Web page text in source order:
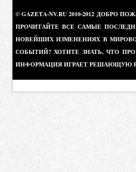
© GAZETA-NV.RU 2010-2012
ПРОЧИТАЙТЕ ВСЕ САМЫЕ
НОВЕЙШИХ ИЗМЕНЕНИЯХ В
СОБЫТИЙ? ХОТИТЕ ЗНАТЬ, ЧТО
ИНФОРМАЦИЯ ИГРАЕТ РЕШАЮЩУЮ